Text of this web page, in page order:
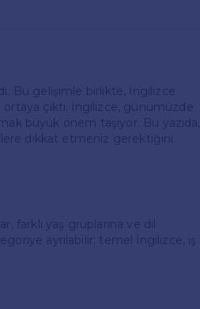
Bu gelişimle birlikte, İngilizce
çıktı. İngilizce, günümüzde
büyük önem taşıyor. Bu yazıda,
dikkat etmeniz gerektiğini
farklı yaş gruplarına ve dil
ayrılabilir: temel İngilizce, iş